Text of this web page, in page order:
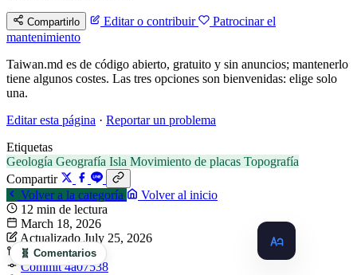
Compartirlo Editar o contribuir
Patrocinar el
mantenimiento
Taiwan.md es de código abierto, gratuito y sin anuncios; mantenerlo
tiene algunos costes. Las tres opciones son bienvenidas: elige solo
una.
Editar esta página · Reportar un problema
Etiquetas
Geología Geografía Isla Movimiento de placas Topografía
Compartir
Volver a la categoría
Volver al inicio
12 min de lectura
March 18, 2026
Actualizado July 25, 2026
5 revisiones
Commit 4a07538
🧬 Comentarios